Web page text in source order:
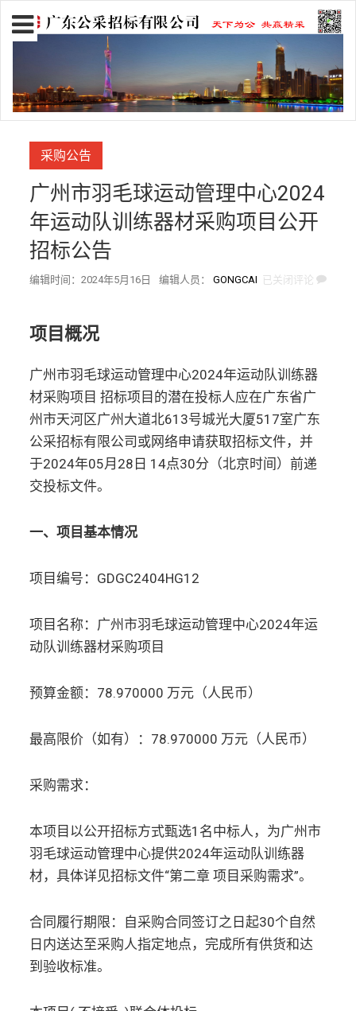
采购公告
广州市羽毛球运动管理中心2024
年运动队训练器材采购项目公开
招标公告
编辑时间：2024年5月16日 编辑人员：
作
GONGCAI 广
动
管
中
心
2024
年
目
已关闭评论
项目概况
广州市羽毛球运动管理中心2024年运动队训练器
材采购项目 招标项目的潜在投标人应在广东省广
州市天河区广州大道北613号城光大厦517室广东
公采招标有限公司或网络申请获取招标文件，并
于2024年05月28日 14点30分（北京时间）前递
交投标文件。
一、项目基本情况
项目编号：GDGC2404HG12
项目名称：广州市羽毛球运动管理中心2024年运
动队训练器材采购项目
预算金额：78.970000 万元（人民币）
最高限价（如有）：78.970000 万元（人民币）
采购需求：
本项目以公开招标方式甄选1名中标人，为广州市
羽毛球运动管理中心提供2024年运动队训练器
材，具体详见招标文件“第二章 项目采购需求”。
合同履行期限：自采购合同签订之日起30个自然
日内送达至采购人指定地点，完成所有供货和达
到验收标准。